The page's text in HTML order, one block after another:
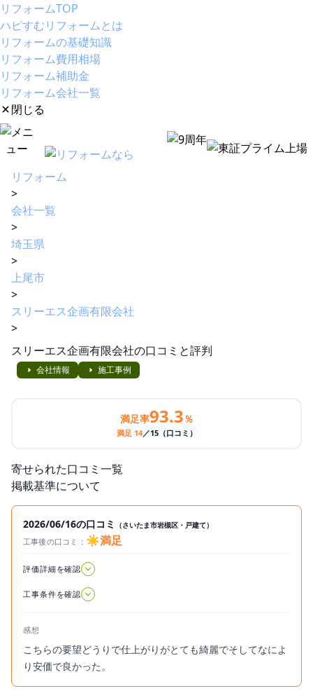
リフォームTOP
ハピすむリフォームとは
リフォームの基礎知識
リフォーム費用相場
リフォーム補助金
リフォーム会社一覧
閉じる
リフォーム
>
会社一覧
>
埼玉県
>
上尾市
>
スリーエス企画有限会社
>
スリーエス企画有限会社の口コミと評判
会社情報 施工事例
満足率93.3％
満足 14／15（口コミ）
寄せられた口コミ一覧
掲載基準について
2026/06/16の口コミ （さいたま市岩槻区・戸建て）
工事後の口コミ： ☀️満足
評価詳細を確認
工事条件を確認
感想
こちらの要望どうりで仕上がりがとても綺麗でそしてなによ
り安価で良かった。